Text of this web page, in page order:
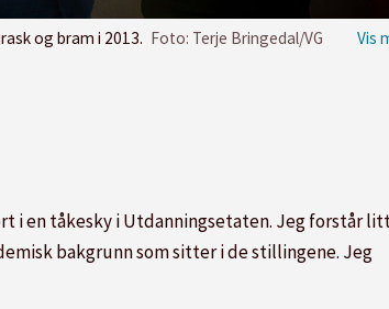
og bram i 2013. Foto: Terje Bringedal/VG
i en tåkesky i Utdanningsetaten. Jeg forstår
bakgrunn som sitter i de stillingene. Jeg